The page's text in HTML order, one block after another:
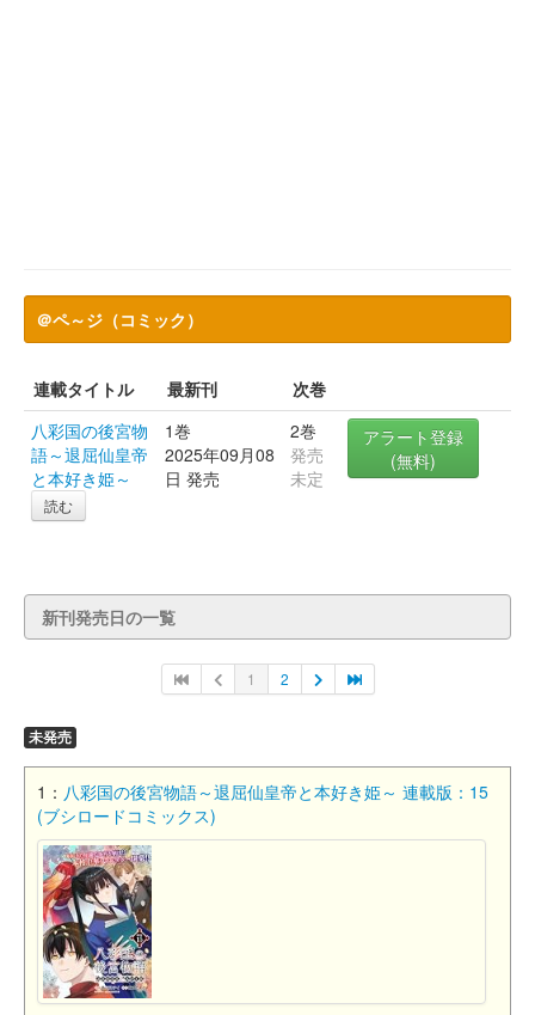
＠ペ～ジ（コミック）
連載タイトル 最新刊
次巻
八彩国の後宮物
語～退屈仙皇帝
と本好き姫～
読む
1巻
2025年09月08
日 発売
2巻
発売
未定
アラート登録
(無料)
新刊発売日の一覧
1 2
未発売
1： 八彩国の後宮物語～退屈仙皇帝と本好き姫～ 連載版：15
(ブシロードコミックス)